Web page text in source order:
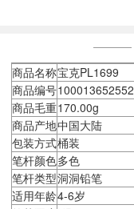
商品名称宝克PL1699
商品编号100013652552
商品毛重170.00g
商品产地中国大陆
包装方式桶装
笔杆颜色多色
笔杆类型洞洞铅笔
适用年龄4-6岁